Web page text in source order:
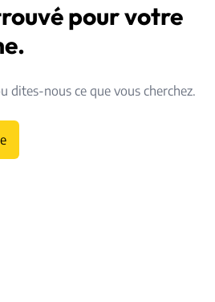
pour votre
dites-nous ce que vous cherchez.